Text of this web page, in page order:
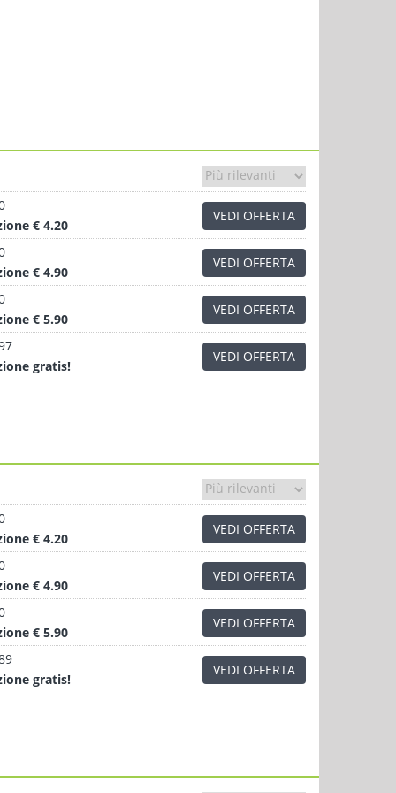
€ 4.20
VEDI OFFERTA
€ 4.90
VEDI OFFERTA
€ 5.90
VEDI OFFERTA
gratis!
VEDI OFFERTA
€ 4.20
VEDI OFFERTA
€ 4.90
VEDI OFFERTA
€ 5.90
VEDI OFFERTA
gratis!
VEDI OFFERTA